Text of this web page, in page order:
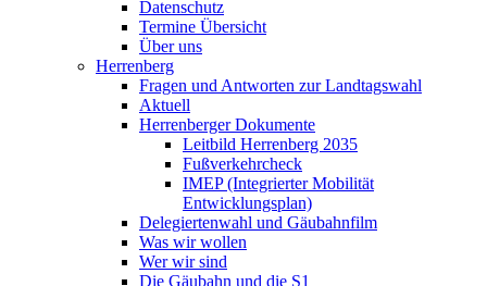
Datenschutz
Termine Übersicht
Über uns
Herrenberg
Fragen und Antworten zur Landtagswahl
Aktuell
Herrenberger Dokumente
Leitbild Herrenberg 2035
Fußverkehrcheck
IMEP (Integrierter Mobilität
Entwicklungsplan)
Delegiertenwahl und Gäubahnfilm
Was wir wollen
Wer wir sind
Die Gäubahn und die S1